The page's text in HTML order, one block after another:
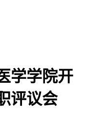
学学院开
评议会